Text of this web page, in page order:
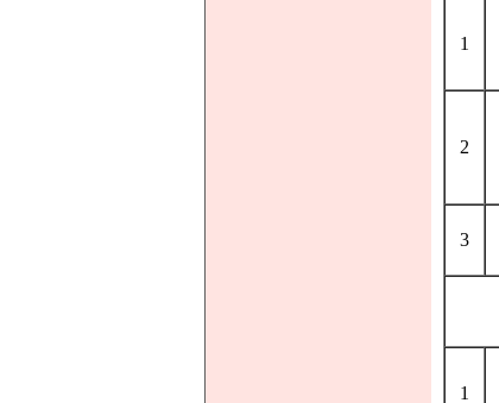
1
2
3
1